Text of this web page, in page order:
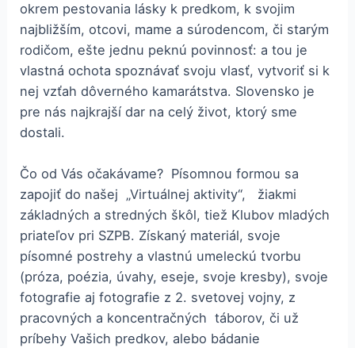
okrem pestovania lásky k predkom, k svojim
najbližším, otcovi, mame a súrodencom, či starým
rodičom, ešte jednu peknú povinnosť: a tou je
vlastná ochota spoznávať svoju vlasť, vytvoriť si k
nej vzťah dôverného kamarátstva. Slovensko je
pre nás najkrajší dar na celý život, ktorý sme
dostali.
Čo od Vás očakávame? Písomnou formou sa
zapojiť do našej „Virtuálnej aktivity“, žiakmi
základných a stredných škôl, tiež Klubov mladých
priateľov pri SZPB. Získaný materiál, svoje
písomné postrehy a vlastnú umeleckú tvorbu
(próza, poézia, úvahy, eseje, svoje kresby), svoje
fotografie aj fotografie z 2. svetovej vojny, z
pracovných a koncentračných táborov, či už
príbehy Vašich predkov, alebo bádanie